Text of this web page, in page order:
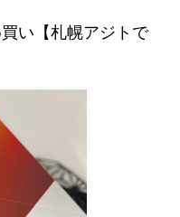
い【札幌アジトで